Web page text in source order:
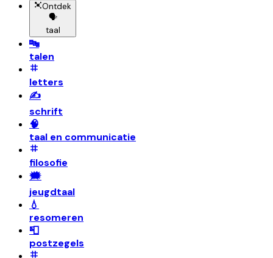
Ontdek
🗣️
taal
🔤
talen
letters
✍️
schrift
🧠
taal en communicatie
filosofie
🗯️
jeugdtaal
💧
resomeren
📮
postzegels